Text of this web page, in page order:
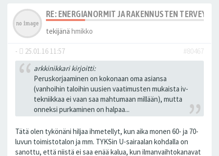
RE: ENERGIANORMIT JA RAKENNUSTEN TERVEYS
tekijänä hmikko
- 25.01.16 11:57
#80467
arkkinikkari kirjoitti:
Peruskorjaaminen on kokonaan oma asiansa
(vanhoihin taloihin uusien vaatimusten mukaista iv-
tekniikkaa ei vaan saa mahtumaan millään), mutta
onneksi purkaminen on halpaa...
Tätä olen tykönäni hiljaa ihmetellyt, kun aika monen 60- ja 70-
luvun toimistotalon ja mm. TYKSin U-sairaalan kohdalla on
sanottu, että niistä ei saa enää kalua, kun ilmanvaihtokanavat